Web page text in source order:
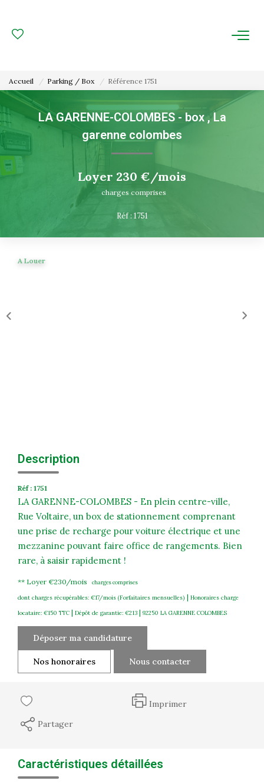
ESTIMATION
FAIRE GÉRER
Gestion Locative
Gestion De Copropriété
Extranet Vendeur/acquéreur
Accueil Parking / Box Référence 1751
LA GARENNE-COLOMBES - box,La
garenne colombes
Loyer 230 €/mois
charges comprises
Réf : 1751
A Louer
Description
Réf : 1751
LA GARENNE-COLOMBES - En plein centre-ville,
Rue Voltaire, un box de stationnement comprenant
une prise de recharge pour voiture électrique et une
mezzanine pouvant faire office de rangements. Bien
rare, à saisir rapidement !
** Loyer €230/mois charges comprises
dont charges récupérables: €17/mois (Forfaitaires mensuelles) | Honoraires charge
locataire: €150 TTC | Dépôt de garantie: €213 | 92250 LA GARENNE COLOMBES
Déposer ma candidature
Nos honoraires Nous contacter
Imprimer
Partager
Caractéristiques détaillées